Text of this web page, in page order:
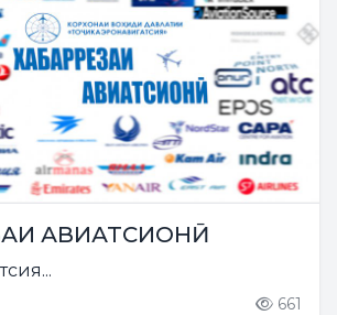
АВИАТСИОНӢ
661